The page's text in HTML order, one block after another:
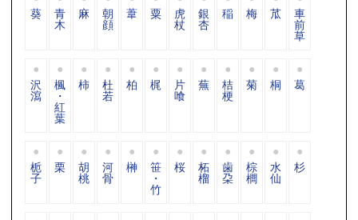
葵 青
木
麻 朝
顔
葦 粟 虎
杖
銀
杏
稲 梅 苽 車
前
草
沢
瀉
楓
・
紅
葉
柿 杜
若
柏 梶 片
喰
蕪 桔
梗
菊 桐 葛
栀
子
栗 胡
桃
河
骨
榊 笹
・
竹
桜 柘
榴
歯
朶
棕
櫚
水
仙
杉